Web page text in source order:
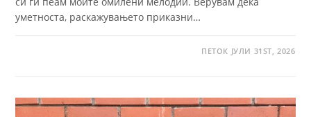
уметноста, раскажувањето приказни…
ПЕТОК ЈУЛИ 31ST, 2026